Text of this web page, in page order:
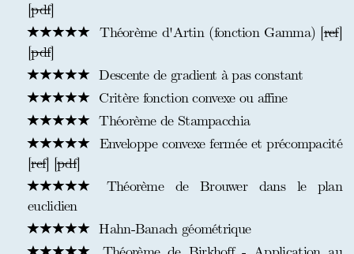
[pdf]
Théorème d'Artin (fonction Gamma) [ref]
[pdf]
Descente de gradient à pas constant
Critère fonction convexe ou affine
Théorème de Stampacchia
Enveloppe convexe fermée et précompacité
[ref] [pdf]
Théorème de Brouwer dans le plan
euclidien
Hahn-Banach géométrique